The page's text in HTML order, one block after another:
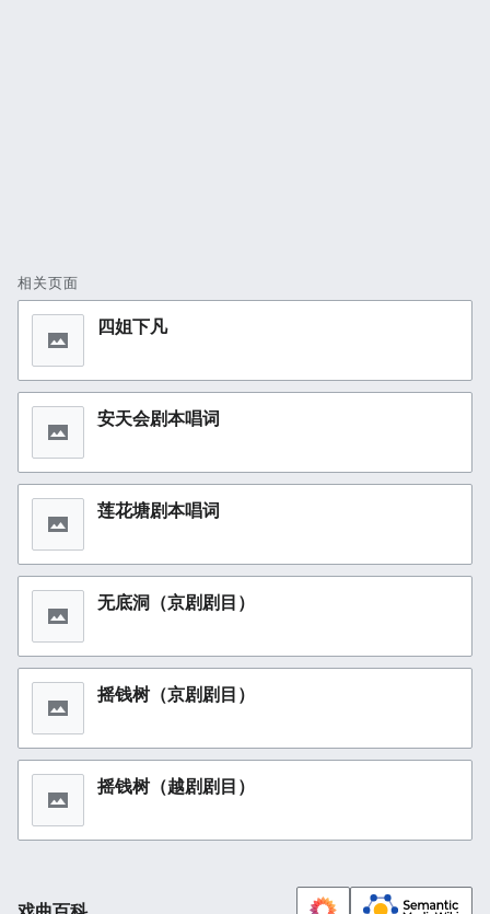
相关页面
四姐下凡
安天会剧本唱词
莲花塘剧本唱词
无底洞（京剧剧目）
摇钱树（京剧剧目）
摇钱树（越剧剧目）